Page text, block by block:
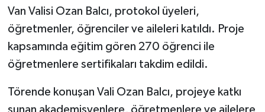
Van Valisi Ozan Balcı, protokol üyeleri,
öğretmenler, öğrenciler ve aileleri katıldı. Proje
kapsamında eğitim gören 270 öğrenci ile
öğretmenlere sertifikaları takdim edildi.
Törende konuşan Vali Ozan Balcı, projeye katkı
sunan akademisyenlere, öğretmenlere ve ailelere